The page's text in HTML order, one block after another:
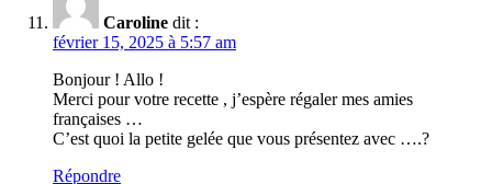
Caroline dit :
février 15, 2025 à 5:57 am
Bonjour ! Allo !
Merci pour votre recette , j’espère régaler mes amies
françaises …
C’est quoi la petite gelée que vous présentez avec ….?
Répondre